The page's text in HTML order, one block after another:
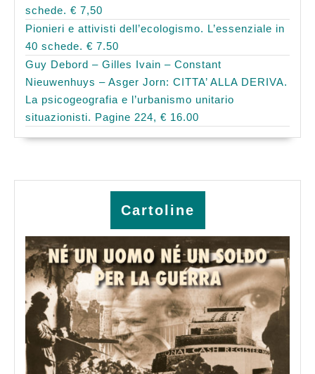
schede. € 7,50
Pionieri e attivisti dell’ecologismo. L’essenziale in
40 schede. € 7.50
Guy Debord – Gilles Ivain – Constant
Nieuwenhuys – Asger Jorn: CITTA’ ALLA DERIVA.
La psicogeografia e l’urbanismo unitario
situazionisti. Pagine 224, € 16.00
Cartoline